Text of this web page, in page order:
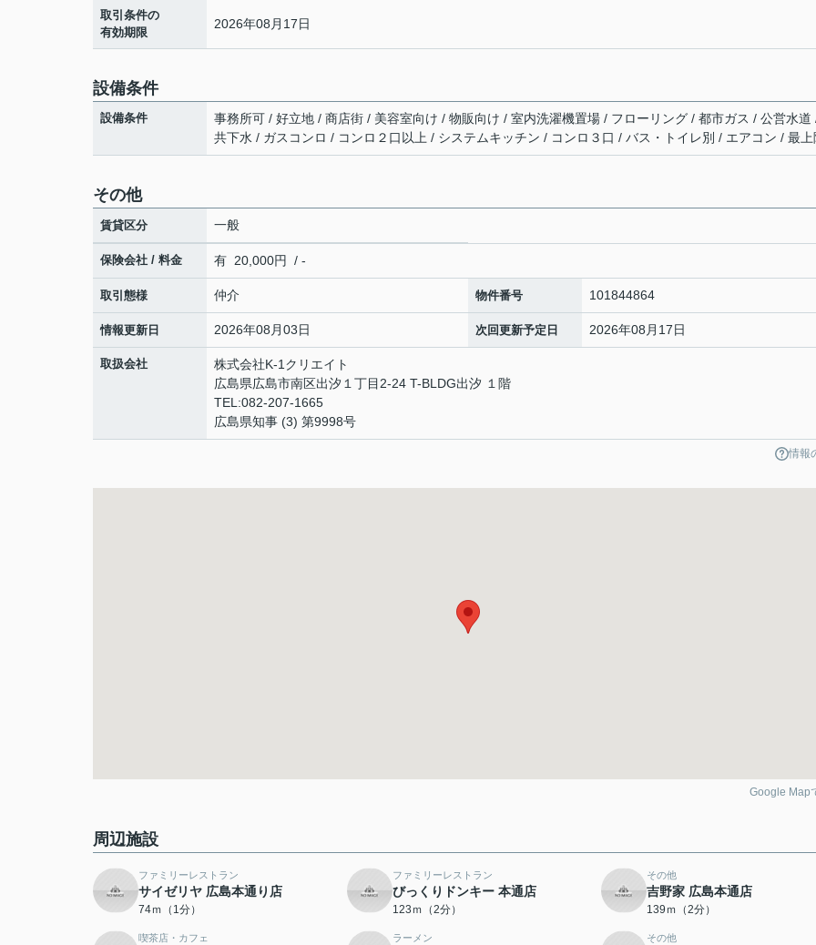
取引条件の
有効期限
2026年08月17日
設備条件
設備条件
事務所可 / 好立地 / 商店街 / 美容室向け / 物販向け / 室内洗濯機置場 / フローリング / 都市ガス / 公営水道
共下水 / ガスコンロ / コンロ２口以上 / システムキッチン / コンロ３口 / バス・トイレ別 / エアコン / 最上
その他
賃貸区分 一般
保険会社 / 料金 有 20,000円 / -
取引態様 仲介 物件番号 101844864
情報更新日 2026年08月03日 次回更新予定日 2026年08月17日
取扱会社
株式会社K-1クリエイト
広島県広島市南区出汐１丁目2-24 T-BLDG出汐 １階
TEL:082-207-1665
広島県知事 (3) 第9998号
情報
Google Map
周辺施設
ファミリーレストラン
サイゼリヤ 広島本通り店
74ｍ（1分）
ファミリーレストラン
びっくりドンキー 本通店
123ｍ（2分）
その他
吉野家 広島本通店
139ｍ（2分）
喫茶店・カフェ ラーメン その他